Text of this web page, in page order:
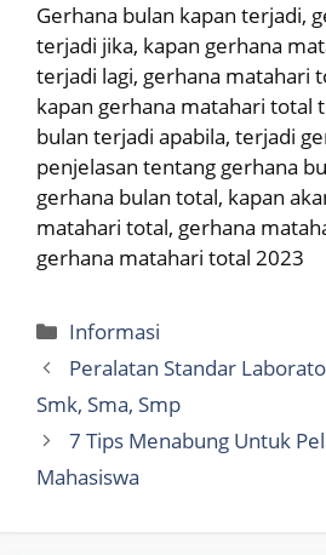
Gerhana bulan kapan terjadi,
terjadi jika, kapan gerhana
terjadi lagi, gerhana matahari
kapan gerhana matahari total
bulan terjadi apabila, terjadi
penjelasan tentang gerhana
gerhana bulan total, kapan
matahari total, gerhana
gerhana matahari total 2023
Categories
Informasi
Peralatan Standar
Smk, Sma, Smp
7 Tips Menabung Untuk
Mahasiswa